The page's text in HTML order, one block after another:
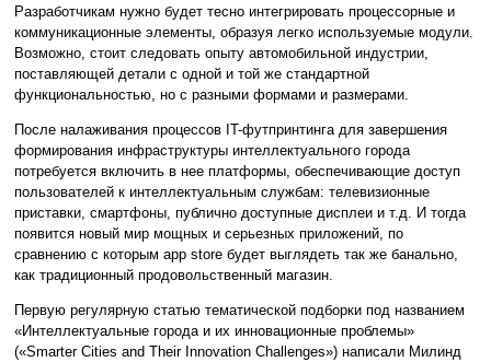
Разработчикам нужно будет тесно интегрировать процессорные и
коммуникационные элементы, образуя легко используемые модули.
Возможно, стоит следовать опыту автомобильной индустрии,
поставляющей детали с одной и той же стандартной
функциональностью, но с разными формами и размерами.
После налаживания процессов IT-футпринтинга для завершения
формирования инфраструктуры интеллектуального города
потребуется включить в нее платформы, обеспечивающие доступ
пользователей к интеллектуальным службам: телевизионные
приставки, смартфоны, публично доступные дисплеи и т.д. И тогда
появится новый мир мощных и серьезных приложений, по
сравнению с которым app store будет выглядеть так же банально,
как традиционный продовольственный магазин.
Первую регулярную статью тематической подборки под названием
«Интеллектуальные города и их инновационные проблемы»
(«Smarter Cities and Their Innovation Challenges») написали Милинд